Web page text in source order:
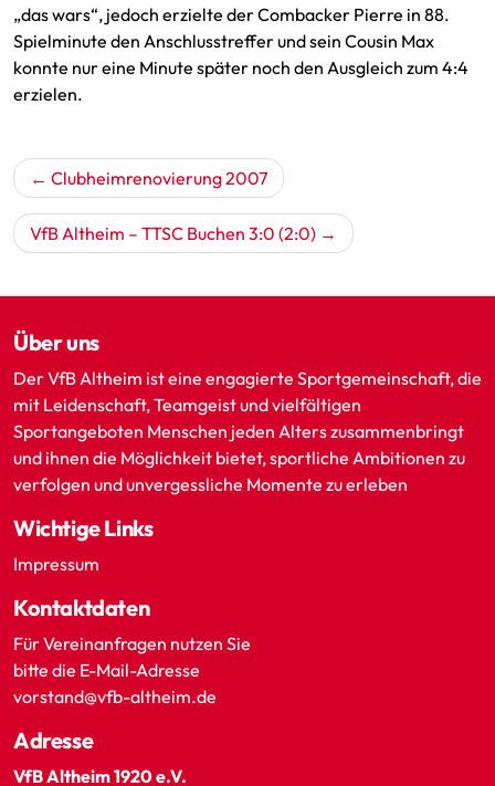
„das wars“, jedoch erzielte der Combacker Pierre in 88.
Spielminute den Anschlusstreffer und sein Cousin Max
konnte nur eine Minute später noch den Ausgleich zum 4:4
erzielen.
Beitragsnavigation
Clubheimrenovierung 2007
VfB Altheim – TTSC Buchen 3:0 (2:0)
Über uns
Der VfB Altheim ist eine engagierte Sportgemeinschaft, die
mit Leidenschaft, Teamgeist und vielfältigen
Sportangeboten Menschen jeden Alters zusammenbringt
und ihnen die Möglichkeit bietet, sportliche Ambitionen zu
verfolgen und unvergessliche Momente zu erleben
Wichtige Links
Impressum
Kontaktdaten
Für Vereinanfragen nutzen Sie
bitte die E-Mail-Adresse
vorstand@vfb-altheim.de
Adresse
VfB Altheim 1920 e.V.